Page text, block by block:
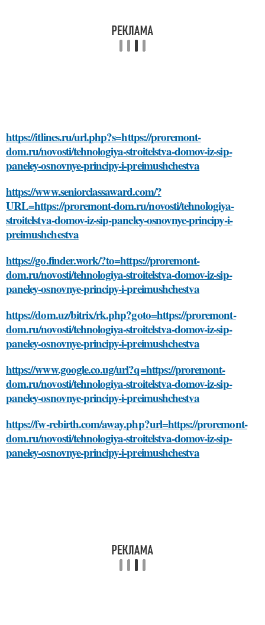
https://itlines.ru/url.php?s=https://proremont-
dom.ru/novosti/tehnologiya-stroitelstva-domov-iz-sip-
paneley-osnovnye-principy-i-preimushchestva
https://www.seniorclassaward.com/?
URL=https://proremont-dom.ru/novosti/tehnologiya-
stroitelstva-domov-iz-sip-paneley-osnovnye-principy-i-
preimushchestva
https://go.finder.work/?to=https://proremont-
dom.ru/novosti/tehnologiya-stroitelstva-domov-iz-sip-
paneley-osnovnye-principy-i-preimushchestva
https://dom.uz/bitrix/rk.php?goto=https://proremont-
dom.ru/novosti/tehnologiya-stroitelstva-domov-iz-sip-
paneley-osnovnye-principy-i-preimushchestva
https://www.google.co.ug/url?q=https://proremont-
dom.ru/novosti/tehnologiya-stroitelstva-domov-iz-sip-
paneley-osnovnye-principy-i-preimushchestva
https://fw-rebirth.com/away.php?url=https://proremont-
dom.ru/novosti/tehnologiya-stroitelstva-domov-iz-sip-
paneley-osnovnye-principy-i-preimushchestva